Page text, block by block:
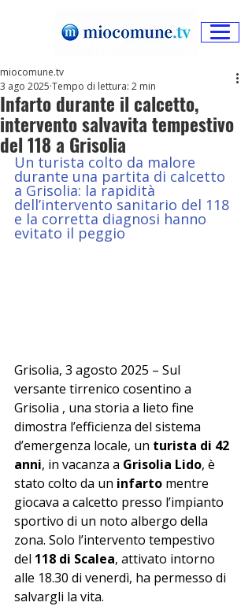
Infarto durante il calcetto,
intervento salvavita tempestivo
del 118 a Grisolia
miocomune.tv
3 ago 2025 Tempo di lettura: 2 min
Un turista colto da malore
durante una partita di calcetto
a Grisolia: la rapidità
dell’intervento sanitario del 118
e la corretta diagnosi hanno
evitato il peggio
Grisolia, 3 agosto 2025 – Sul
versante tirrenico cosentino a
Grisolia , una storia a lieto fine
dimostra l’efficienza del sistema
d’emergenza locale, un turista di 42
anni, in vacanza a Grisolia Lido, è
stato colto da un infarto mentre
giocava a calcetto presso l’impianto
sportivo di un noto albergo della
zona. Solo l’intervento tempestivo
del 118 di Scalea, attivato intorno
alle 18.30 di venerdì, ha permesso di
salvargli la vita.